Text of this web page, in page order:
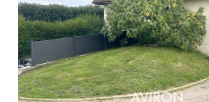
VOIR LE BIEN